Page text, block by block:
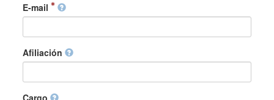
E-mail
Afiliación
Cargo